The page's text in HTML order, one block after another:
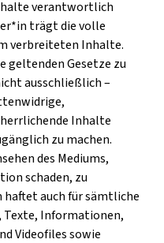
verantwortlich
trägt die volle
verbreiteten Inhalte.
geltenden Gesetze zu
ausschließlich –
Inhalte
zu machen.
des Mediums,
schaden, zu
auch für sämtliche
Informationen,
Videofiles sowie